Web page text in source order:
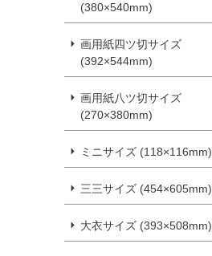
(380×540mm)
画用紙四ツ切サイズ
(392×544mm)
画用紙八ツ切サイズ
(270×380mm)
ミニサイズ (118×116mm)
三三サイズ (454×605mm)
大衣サイズ (393×508mm)